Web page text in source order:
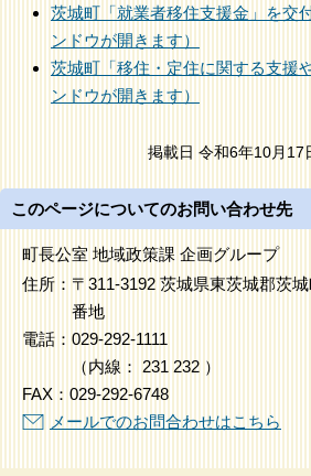
茨城町「就業者移住支援金」を交
ンドウが開きます）
茨城町「移住・定住に関する支援
ンドウが開きます）
掲載日 令和6年10月17
このページについてのお問い合わせ先
町長公室 地域政策課 企画グループ
住所： 〒311-3192 茨城県東茨城郡茨
番地
電話： 029-292-1111
（内線 ： 231 232 ）
FAX： 029-292-6748
メールでのお問合わせはこちら